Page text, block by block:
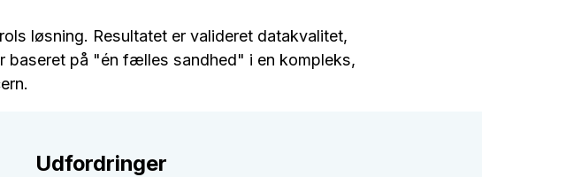
løsning. Resultatet er valideret datakvalitet,
baseret på "én fælles sandhed" i en kompleks,
Udfordringer